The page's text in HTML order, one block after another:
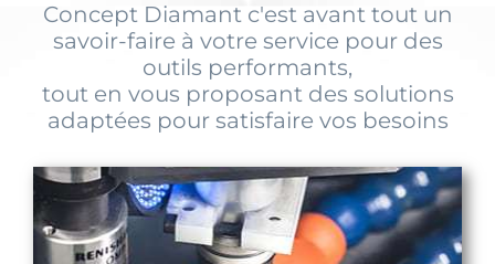
Concept Diamant c'est avant tout un
savoir-faire à votre service pour des
outils performants,
tout en vous proposant des solutions
adaptées pour satisfaire vos besoins